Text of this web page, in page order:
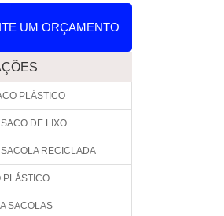
UM ORÇAMENTO
PLÁSTICO
DE LIXO
SACOLA RECICLADA
PLÁSTICO
SACOLAS